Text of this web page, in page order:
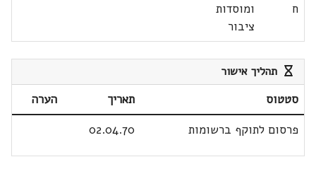
ח
ומוסדות
ציבור
תהליך אישור
סטטוס תאריך
הערה
פרסום לתוקף ברשומות
02.04.70